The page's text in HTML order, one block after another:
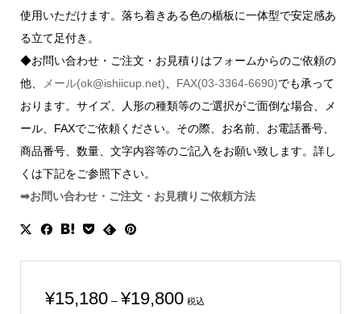
使用いただけます。落ち着きある色の楯板に一体型で安定感あ
る立て足付き。
◆お問い合わせ・ご注文・お見積りはフォームからのご依頼の
他、
メール(ok@ishiicup.net) FAX(03-3364-6690)でも承って
おります。サイズ、人形の種類等のご選択がご面倒な場合、メ
ール、FAXでご依頼ください。その際、お名前、お電話番号、
商品番号、数量、文字内容等のご記入をお願い致します。詳し
くは下記をご参照下さい。
➡お問い合わせ・ご注文・お見積りご依頼方法
¥15,180 – ¥19,800価
税込